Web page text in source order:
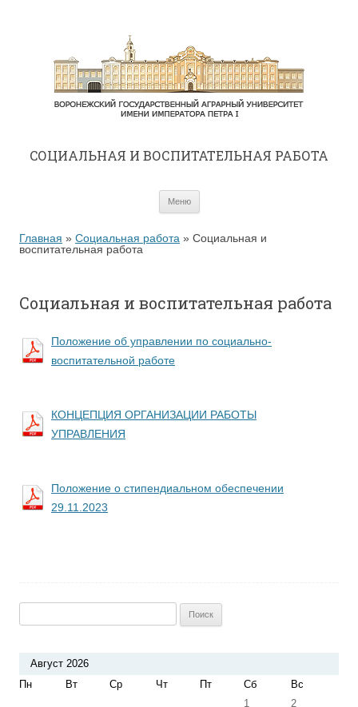
CОЦИАЛЬНАЯ И ВОСПИТАТЕЛЬНАЯ РАБОТА
Меню
Главная » Социальная работа » Социальная и
воспитательная работа
Социальная и воспитательная работа
Положение об управлении по социально-
воспитательной работе
КОНЦЕПЦИЯ ОРГАНИЗАЦИИ РАБОТЫ
УПРАВЛЕНИЯ
Положение о стипендиальном обеспечении
29.11.2023
Август 2026
Пн
Вт Ср Чт Пт Сб
Вс
1
2